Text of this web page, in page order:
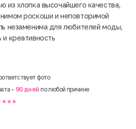
из хлопка высочайшего качества,
роскоши и неповторимой
незаменима для любителей моды,
и креативность
фото
- 90 дней по любой причине